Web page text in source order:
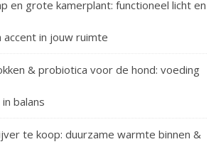
en grote kamerplant: functioneel licht en
in jouw ruimte
& probiotica voor de hond: voeding
balans
te koop: duurzame warmte binnen &